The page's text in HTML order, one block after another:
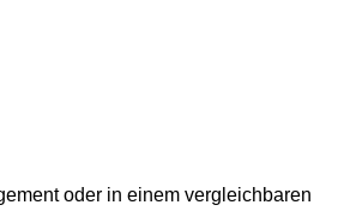
oder in einem vergleichbaren